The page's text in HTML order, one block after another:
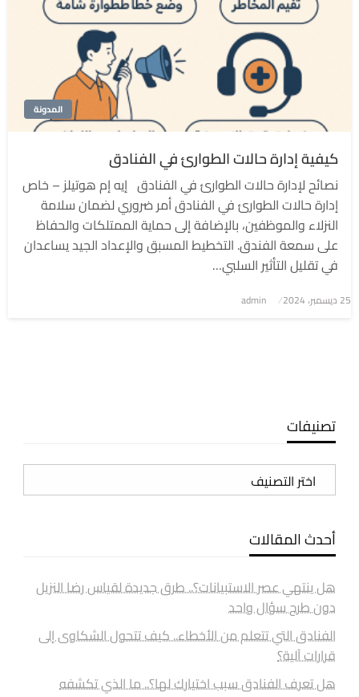
المدونة
كيفية إدارة حالات الطوارئ في الفنادق
نصائح لإدارة حالات الطوارئ في الفنادق إيه إم هوتيلز – خاص
إدارة حالات الطوارئ في الفنادق أمر ضروري لضمان سلامة
النزلاء والموظفين، بالإضافة إلى حماية الممتلكات والحفاظ
على سمعة الفندق. التخطيط المسبق والإعداد الجيد يساعدان
في تقليل التأثير السلبي…
نُشر
25 ديسمبر، 2024 admin
تصنيفات
تصنيفات
أحدث المقالات
هل ينتهي عصر الاستبيانات؟.. طرق جديدة لقياس رضا النزيل
دون طرح سؤال واحد
الفنادق التي تتعلم من الأخطاء.. كيف تتحول الشكاوى إلى
قرارات آلية؟
هل تعرف الفنادق سبب اختيارك لها؟.. ما الذي تكشفه